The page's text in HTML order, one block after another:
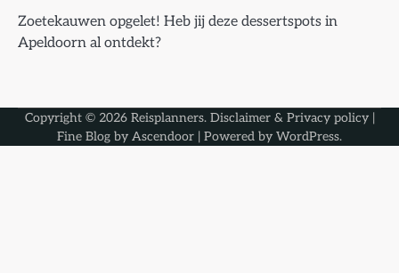
Zoetekauwen opgelet! Heb jij deze dessertspots in
Apeldoorn al ontdekt?
Copyright © 2026 Reisplanners. Disclaimer & Privacy policy|
Fine Blog by Ascendoor | Powered by WordPress.